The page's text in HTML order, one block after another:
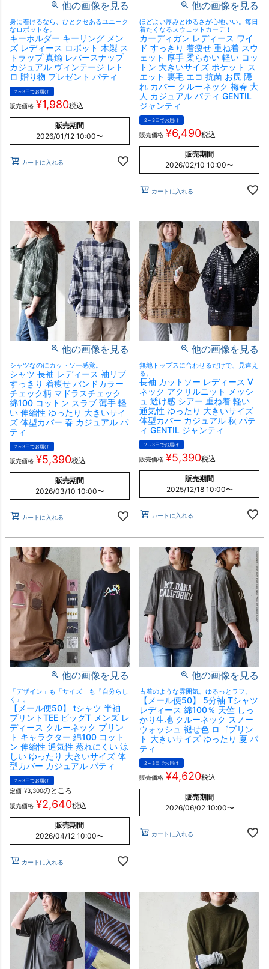
他の画像を見る
身に着けるなら、ひとクセあるユニーク
なロボットを。
キーホルダー キーリング メン
ズ レディース ロボット 木製 ス
トラップ 真鍮 レバースナップ
カジュアル ヴィンテージ レト
ロ 贈り物 プレゼント パティ
2～3日でお届け
販売価格 ¥1,980税込
販売期間
2026/01/12 10:00〜
カートに入れる
他の画像を見る
ほどよい厚みとゆるさが心地いい。毎日
着たくなるスウェットカーデ！
カーディガン レディース ワイ
ド すっきり 着痩せ 重ね着 スウ
ェット 厚手 柔らかい 軽い コッ
トン 大きいサイズ ポケット ス
エット 裏毛 エコ 抗菌 お尻 隠
れ カバー クルーネック 梅春 大
人 カジュアル パティ GENTIL
ジャンティ
2～3日でお届け
販売価格 ¥6,490税込
販売期間
2026/02/10 10:00〜
カートに入れる
他の画像を見る
シャツなのにカットソー感覚。
シャツ 長袖 レディース 袖リブ
すっきり 着痩せ バンドカラー
チェック柄 マドラスチェック
綿100 コットン スラブ 薄手 軽
い 伸縮性 ゆったり 大きいサイ
ズ 体型カバー 春 カジュアル パ
ティ
2～3日でお届け
販売価格 ¥5,390税込
販売期間
2026/03/10 10:00〜
カートに入れる
他の画像を見る
無地トップスに合わせるだけで、見違え
る。
長袖 カットソー レディース V
ネック アクリルニット メッシ
ュ 透け感 シアー 重ね着 軽い
通気性 ゆったり 大きいサイズ
体型カバー カジュアル 秋 パテ
ィ GENTIL ジャンティ
2～3日でお届け
販売価格 ¥5,390税込
販売期間
2025/12/18 10:00〜
カートに入れる
他の画像を見る
「デザイン」も「サイズ」も『自分らし
く』。
【メール便50】 tシャツ 半袖
プリントTEE ビッグT メンズ レ
ディース クルーネック プリン
ト キャラクター 綿100 コット
ン 伸縮性 通気性 蒸れにくい 涼
しい ゆったり 大きいサイズ 体
型カバー カジュアル パティ
2～3日でお届け
定価 ¥3,300のところ
販売価格 ¥2,640税込
販売期間
2026/04/12 10:00〜
カートに入れる
他の画像を見る
古着のような雰囲気。ゆるっとラフ。
【メール便50】 5分袖 Tシャツ
レディース 綿100％ 天竺 しっ
かり生地 クルーネック スノー
ウォッシュ 褪せ色 ロゴプリン
ト 大きいサイズ ゆったり 夏 パ
ティ
2～3日でお届け
販売価格 ¥4,620税込
販売期間
2026/06/02 10:00〜
カートに入れる